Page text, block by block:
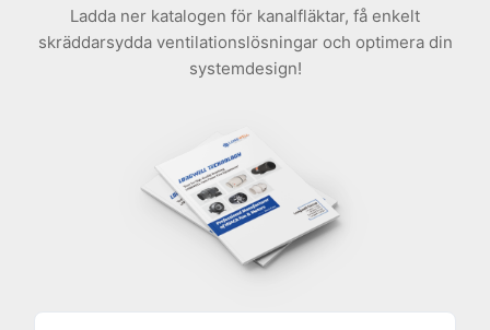
Ladda ner katalogen för kanalfläktar, få enkelt
skräddarsydda ventilationslösningar och optimera din
systemdesign!